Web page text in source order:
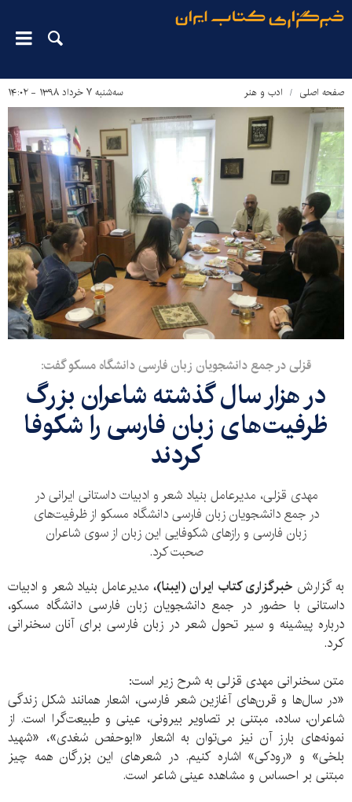
صفحه اصلی ادب و هنر سه‌شنبه ۷ خرداد ۱۳۹۸ - ۱۴:۰۲
قزلی در جمع دانشجویان زبان فارسی دانشگاه مسکو گفت:
در هزار سال گذشته شاعران بزرگ
ظرفیت‌های زبان فارسی را شکوفا
کردند
مهدی قزلی، مدیرعامل بنیاد شعر و ادبیات داستانی ایرانی در
در جمع دانشجویان زبان فارسی دانشگاه مسکو از ظرفیت‌های
زبان فارسی و رازهای شکوفایی این زبان از سوی شاعران
صحبت کرد.
به گزارش خبرگزاری کتاب ایران (ایبنا)،‌ مدیرعامل بنیاد شعر و ادبیات
داستانی با حضور در جمع دانشجویان زبان فارسی دانشگاه مسکو،
درباره پیشینه و سیر تحول شعر در زبان فارسی برای آنان سخنرانی
کرد.
متن سخنرانی مهدی قزلی به شرح زیر است:
«در سال‌ها و قرن‌های آغازین شعر فارسی، اشعار همانند شکل زندگی
شاعران، ساده، مبتنی بر تصاویر بیرونی، عینی و طبیعت‌گرا است. از
نمونه‌های بارز آن نیز می‌توان به اشعار «ابوحفص سُغدی»، «شهید
بلخی» و «رودکی» اشاره کنیم. در شعرهای این بزرگان همه چیز
مبتنی بر احساس و مشاهده عینی شاعر است.